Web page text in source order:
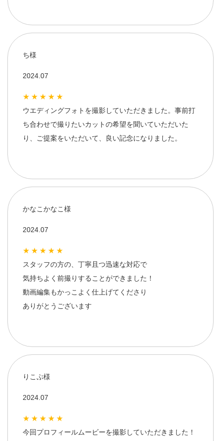
ち様
2024.07
★★★★★
ウエディングフォトを撮影していただきました。事前打
ち合わせで撮りたいカットの希望を聞いていただいた
り、ご提案をいただいて、良い記念になりました。
かなこかなこ様
2024.07
★★★★★
スタッフの方の、丁寧且つ迅速な対応で
気持ちよく前撮りすることができました！
動画編集もかっこよく仕上げてくださり
ありがとうございます
りこぷ様
2024.07
★★★★★
今回プロフィールムービーを撮影していただきました！